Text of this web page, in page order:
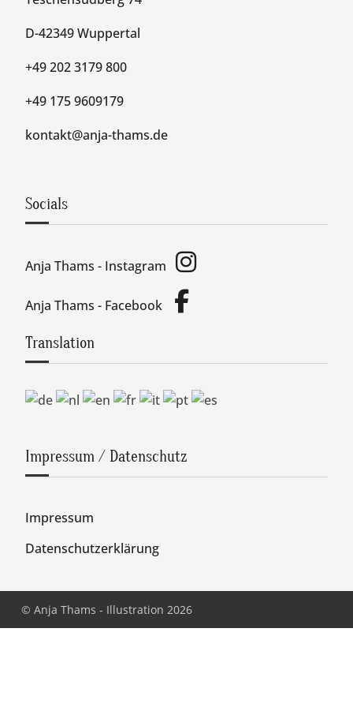
D-42349 Wuppertal
+49 202 3179 800
+49 175 9609179
kontakt@anja-thams.de
Socials
Anja Thams - Instagram
Anja Thams - Facebook
Translation
Impressum / Datenschutz
Impressum
Datenschutzerklärung
© Anja Thams - Illustration 2026